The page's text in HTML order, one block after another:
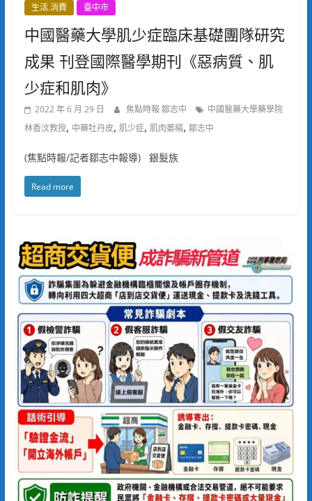
生活.消費 臺中市
中國醫藥大學肌少症臨床基礎團隊研究
成果 刊登國際醫學期刊《惡病質、肌
少症和肌肉》
2022 年 6 月 29 日 焦點時報 鄒志中
中國醫藥大學藥學院
林香汶教授, 中藥牡丹皮, 肌少症, 肌肉萎縮, 鄒志中
(焦點時報/記者鄒志中報導) 銀髮族
Read more